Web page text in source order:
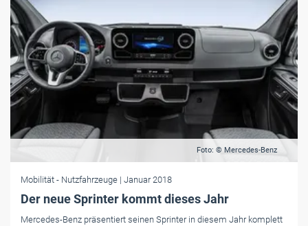
Foto: © Mercedes-Benz
Mobilität - Nutzfahrzeuge | Januar 2018
Der neue Sprinter kommt dieses Jahr
Mercedes-Benz präsentiert seinen Sprinter in diesem Jahr komplett